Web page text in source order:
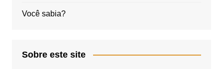
Você sabia?
Sobre este site